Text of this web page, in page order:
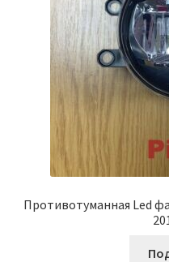
Противотуманная Led